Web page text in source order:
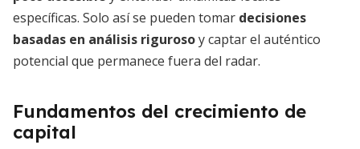
específicas. Solo así se pueden tomar decisiones
basadas en análisis rigurosoy captar el auténtico
potencial que permanece fuera del radar.
Fundamentos del crecimiento de
capital